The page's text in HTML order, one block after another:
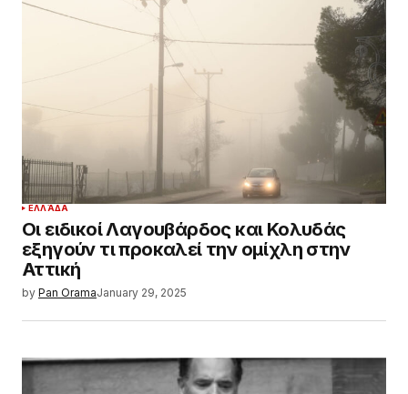
ΕΛΛΆΔΑ
Οι ειδικοί Λαγουβάρδος και Κολυδάς
εξηγούν τι προκαλεί την ομίχλη στην
Αττική
by Pan OramaJanuary 29, 2025